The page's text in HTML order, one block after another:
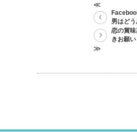
≪
男はど
恋の賞
きお願
≫